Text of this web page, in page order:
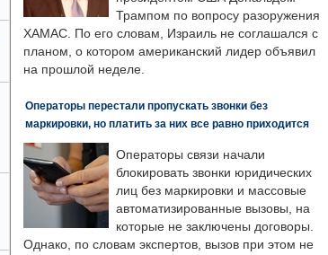
Трампом по вопросу разоружения
ХАМАС. По его словам, Израиль не соглашался с
планом, о котором американский лидер объявил
на прошлой неделе.
Операторы перестали пропускать звонки без
маркировки, но платить за них все равно приходится
Операторы связи начали
блокировать звонки юридических
лиц без маркировки и массовые
автоматизированные вызовы, на
которые не заключены договоры.
Однако, по словам экспертов, вызов при этом не